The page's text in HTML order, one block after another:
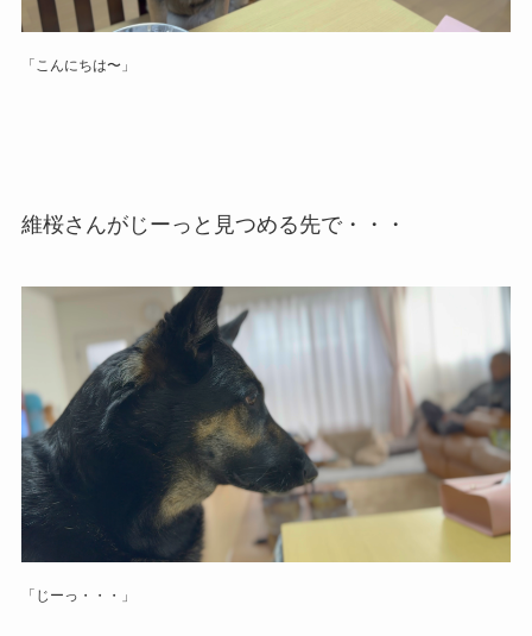
「こんにちは〜」
維桜さんがじーっと見つめる先で・・・
「じーっ・・・」